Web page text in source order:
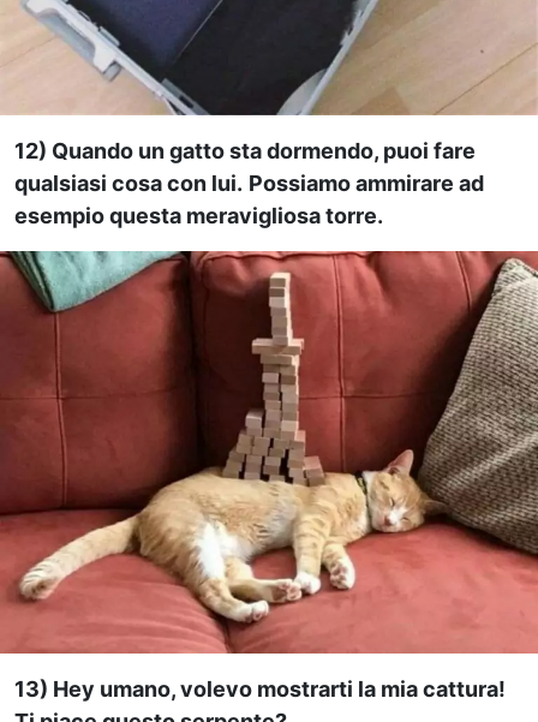
12) Quando un gatto sta dormendo, puoi fare
qualsiasi cosa con lui. Possiamo ammirare ad
esempio questa meravigliosa torre.
13) Hey umano, volevo mostrarti la mia cattura!